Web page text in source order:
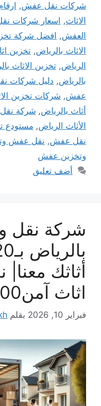
شركات نقل عفش,
الاثاث, اسعار شركات
العفش, افضل شركة
الاثاث بالرياض, تخزين
الرياض, تخزين الاثاث
بالرياض, دليل شركات
عفش, شركات تخزين
أثاث بالرياض, شركة نقل
الأثاث الرياض, مستودع
نقل عفش, نقل عفش
وتخزين عفش
أضف تعليق
شركة نقل
أثاثك
اثاث آمن100%اتصل الان
فبراير 10, 2026 بقلم